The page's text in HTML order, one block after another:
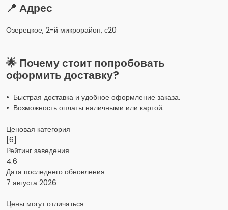
📍 Адрес
Озерецкое, 2-й микрорайон, с20
🌟 Почему стоит попробовать
оформить доставку?
• Быстрая доставка и удобное оформление заказа.
• Возможность оплаты наличными или картой.
Ценовая категория
[6]
Рейтинг заведения
4.6
Дата последнего обновления
7 августа 2026
Цены могут отличаться